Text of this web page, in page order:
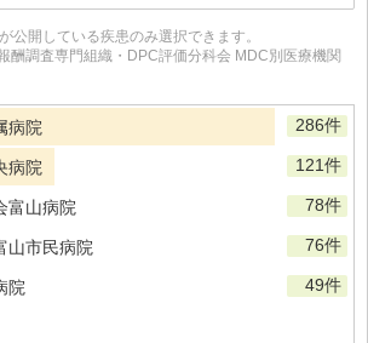
が公開している疾患のみ選択できます。
酬調査専門組織・DPC評価分科会 MDC別医療機関
病院 286件
病院 121件
富山病院 78件
市民病院 76件
院 49件